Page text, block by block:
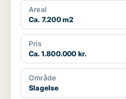
Areal
Ca. 7.200 m2
Pris
Ca. 1.800.000 kr.
Område
Slagelse